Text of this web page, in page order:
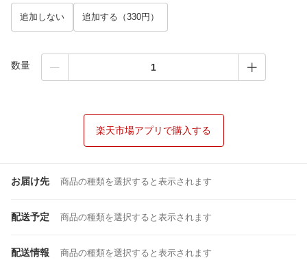
追加しない 追加する（330円）
数量
楽天市場アプリで購入する
お届け先 商品の種類を選択すると表示されます
配送予定 商品の種類を選択すると表示されます
配送情報 商品の種類を選択すると表示されます